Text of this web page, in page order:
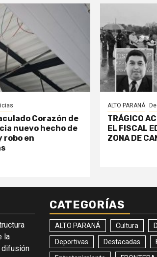
Corazón de
nuevo hecho de
robo en
ALTO PARANÁ
TRÁGICO
EL FISCAL
ZONA DE
la
difusión
CATEGORÍAS
ALTO PARANÁ Cultura
Deportivas Destacadas